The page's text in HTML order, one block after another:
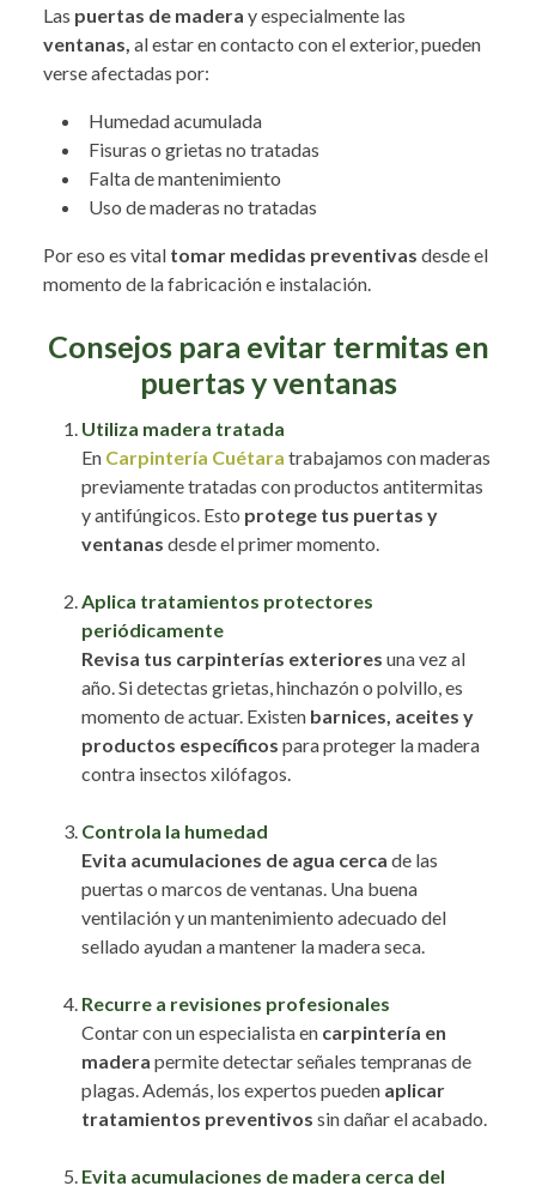
Las puertas de madera y especialmente las
ventanas, al estar en contacto con el exterior, pueden
verse afectadas por:
Humedad acumulada
Fisuras o grietas no tratadas
Falta de mantenimiento
Uso de maderas no tratadas
Por eso es vital tomar medidas preventivas desde el
momento de la fabricación e instalación.
Consejos para evitar termitas en
puertas y ventanas
Utiliza madera tratada
En Carpintería Cuétara trabajamos con maderas
previamente tratadas con productos antitermitas
y antifúngicos. Esto protege tus puertas y
ventanas desde el primer momento.
Aplica tratamientos protectores
periódicamente
Revisa tus carpinterías exteriores una vez al
año. Si detectas grietas, hinchazón o polvillo, es
momento de actuar. Existen barnices, aceites y
productos específicos para proteger la madera
contra insectos xilófagos.
Controla la humedad
Evita acumulaciones de agua cerca de las
puertas o marcos de ventanas. Una buena
ventilación y un mantenimiento adecuado del
sellado ayudan a mantener la madera seca.
Recurre a revisiones profesionales
Contar con un especialista en carpintería en
madera permite detectar señales tempranas de
plagas. Además, los expertos pueden aplicar
tratamientos preventivos sin dañar el acabado.
Evita acumulaciones de madera cerca del